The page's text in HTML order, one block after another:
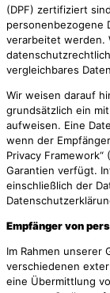
(DPF) zertifiziert
personenbezogene
verarbeitet werden.
vergleichbares
Wir weisen darauf
grundsätzlich ein
aufweisen. Eine
wenn der
Privacy
Garantien verfügt.
einschließlich der
Empfänger von
Im Rahmen
verschiedenen
eine Übermittlung